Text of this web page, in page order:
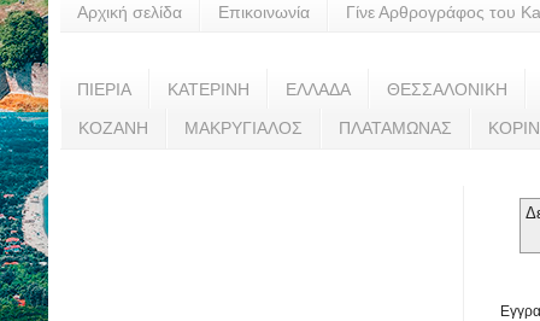
Αρχική σελίδα Επικοινωνία Γίνε Αρθρογράφος του
ΠΙΕΡΙΑ ΚΑΤΕΡΙΝΗ ΕΛΛΑΔΑ ΘΕΣΣΑΛΟΝΙΚΗ
ΚΟΖΑΝΗ ΜΑΚΡΥΓΙΑΛΟΣ ΠΛΑΤΑΜΩΝΑΣ